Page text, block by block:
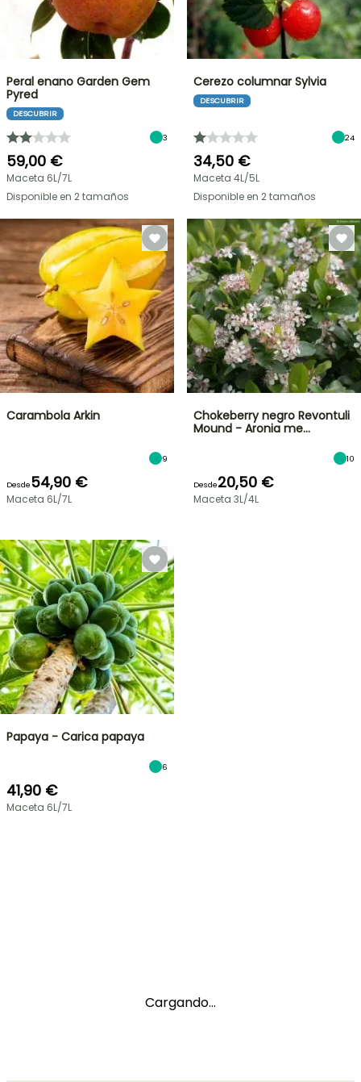
Peral enano Garden Gem
Pyred
DESCUBRIR
3
59,00 €
Maceta 6L/7L
Disponible en 2 tamaños
Cerezo columnar Sylvia
DESCUBRIR
24
34,50 €
Maceta 4L/5L
Disponible en 2 tamaños
Carambola Arkin
9
Desde54,90 €
Maceta 6L/7L
Chokeberry negro Revontuli
Mound - Aronia me…
10
Desde20,50 €
Maceta 3L/4L
Papaya - Carica papaya
6
41,90 €
Maceta 6L/7L
Cargando...